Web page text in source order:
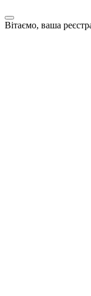
Вітаємо, ваша